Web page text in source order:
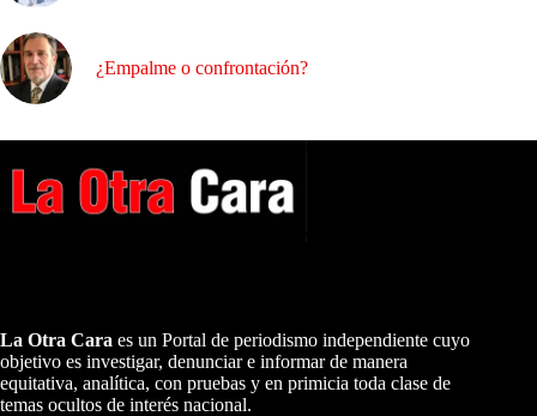
¿Empalme o confrontación?
La Otra Cara es un Portal de periodismo independiente cuyo
objetivo es investigar, denunciar e informar de manera
equitativa, analítica, con pruebas y en primicia toda clase de
temas ocultos de interés nacional.